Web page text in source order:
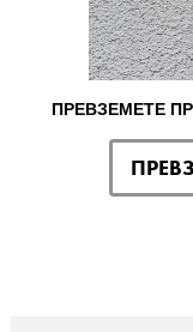
ПРЕВЗЕМЕТЕ